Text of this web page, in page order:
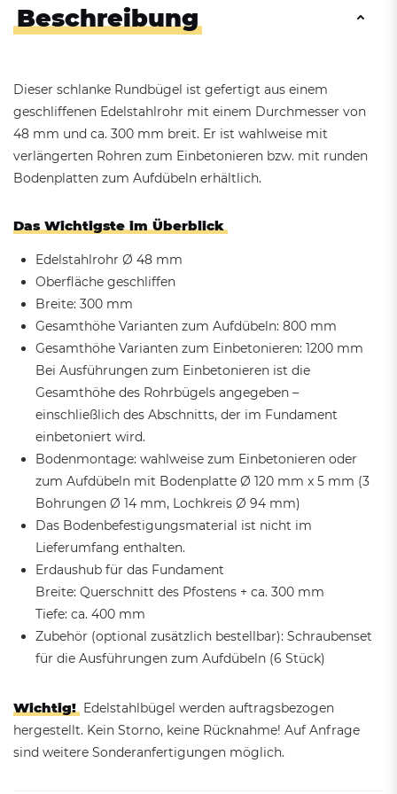
Beschreibung
Dieser schlanke Rundbügel ist gefertigt aus einem
geschliffenen Edelstahlrohr mit einem Durchmesser von
48 mm und ca. 300 mm breit. Er ist wahlweise mit
verlängerten Rohren zum Einbetonieren bzw. mit runden
Bodenplatten zum Aufdübeln erhältlich.
Das Wichtigste im Überblick
Edelstahlrohr Ø 48 mm
Oberfläche geschliffen
Breite: 300 mm
Gesamthöhe Varianten zum Aufdübeln: 800 mm
Gesamthöhe Varianten zum Einbetonieren: 1200 mm
Bei Ausführungen zum Einbetonieren ist die
Gesamthöhe des Rohrbügels angegeben –
einschließlich des Abschnitts, der im Fundament
einbetoniert wird.
Bodenmontage: wahlweise zum Einbetonieren oder
zum Aufdübeln mit Bodenplatte Ø 120 mm x 5 mm (3
Bohrungen Ø 14 mm, Lochkreis Ø 94 mm)
Das Bodenbefestigungsmaterial ist nicht im
Lieferumfang enthalten.
Erdaushub für das Fundament
Breite: Querschnitt des Pfostens + ca. 300 mm
Tiefe: ca. 400 mm
Zubehör (optional zusätzlich bestellbar): Schraubenset
für die Ausführungen zum Aufdübeln (6 Stück)
Wichtig! Edelstahlbügel werden auftragsbezogen
hergestellt. Kein Storno, keine Rücknahme! Auf Anfrage
sind weitere Sonderanfertigungen möglich.